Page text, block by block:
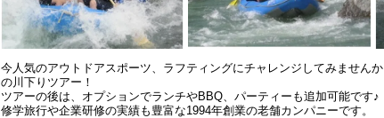
今人気のアウトドアスポーツ、ラフティングにチャレンジしてみません
の川下りツアー！
ツアーの後は、オプションでランチやBBQ、パーティーも追加可能です♪
修学旅行や企業研修の実績も豊富な1994年創業の老舗カンパニーです。